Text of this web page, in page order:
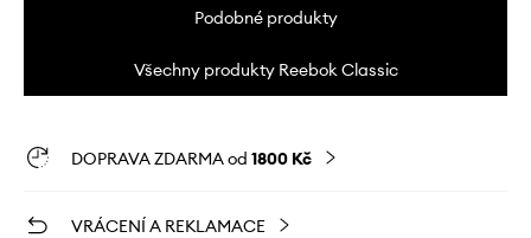
Podobné produkty
Všechny produkty Reebok Classic
DOPRAVA ZDARMA od 1800 Kč
VRÁCENÍ A REKLAMACE